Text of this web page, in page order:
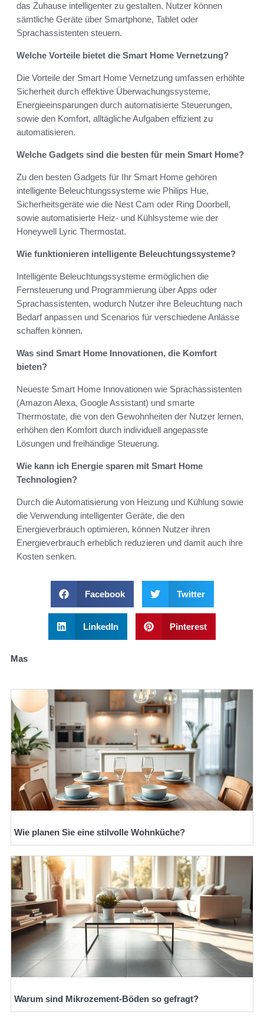
das Zuhause intelligenter zu gestalten. Nutzer können
sämtliche Geräte über Smartphone, Tablet oder
Sprachassistenten steuern.
Welche Vorteile bietet die Smart Home Vernetzung?
Die Vorteile der Smart Home Vernetzung umfassen erhöhte
Sicherheit durch effektive Überwachungssysteme,
Energieeinsparungen durch automatisierte Steuerungen,
sowie den Komfort, alltägliche Aufgaben effizient zu
automatisieren.
Welche Gadgets sind die besten für mein Smart Home?
Zu den besten Gadgets für Ihr Smart Home gehören
intelligente Beleuchtungssysteme wie Philips Hue,
Sicherheitsgeräte wie die Nest Cam oder Ring Doorbell,
sowie automatisierte Heiz- und Kühlsysteme wie der
Honeywell Lyric Thermostat.
Wie funktionieren intelligente Beleuchtungssysteme?
Intelligente Beleuchtungssysteme ermöglichen die
Fernsteuerung und Programmierung über Apps oder
Sprachassistenten, wodurch Nutzer ihre Beleuchtung nach
Bedarf anpassen und Scenarios für verschiedene Anlässe
schaffen können.
Was sind Smart Home Innovationen, die Komfort
bieten?
Neueste Smart Home Innovationen wie Sprachassistenten
(Amazon Alexa, Google Assistant) und smarte
Thermostate, die von den Gewohnheiten der Nutzer lernen,
erhöhen den Komfort durch individuell angepasste
Lösungen und freihändige Steuerung.
Wie kann ich Energie sparen mit Smart Home
Technologien?
Durch die Automatisierung von Heizung und Kühlung sowie
die Verwendung intelligenter Geräte, die den
Energieverbrauch optimieren, können Nutzer ihren
Energieverbrauch erheblich reduzieren und damit auch ihre
Kosten senken.
Facebook Twitter
LinkedIn Pinterest
Mas
Wie planen Sie eine stilvolle Wohnküche?
Warum sind Mikrozement-Böden so gefragt?